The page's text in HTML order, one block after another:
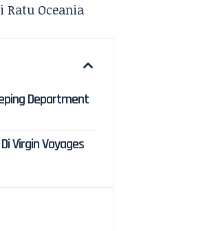
Ratu Oceania
Department
Virgin Voyages